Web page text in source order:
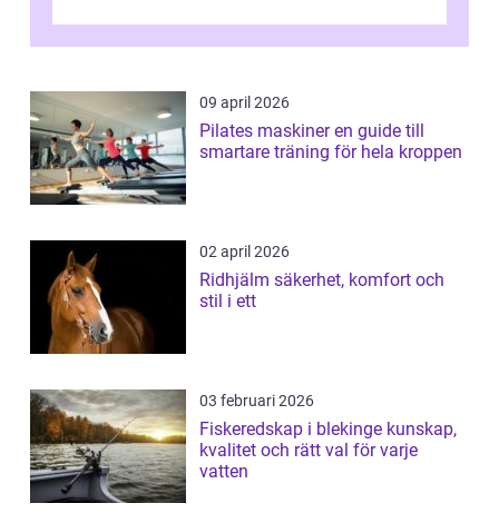
09 april 2026
Pilates maskiner en guide till
smartare träning för hela kroppen
02 april 2026
Ridhjälm säkerhet, komfort och
stil i ett
03 februari 2026
Fiskeredskap i blekinge kunskap,
kvalitet och rätt val för varje
vatten